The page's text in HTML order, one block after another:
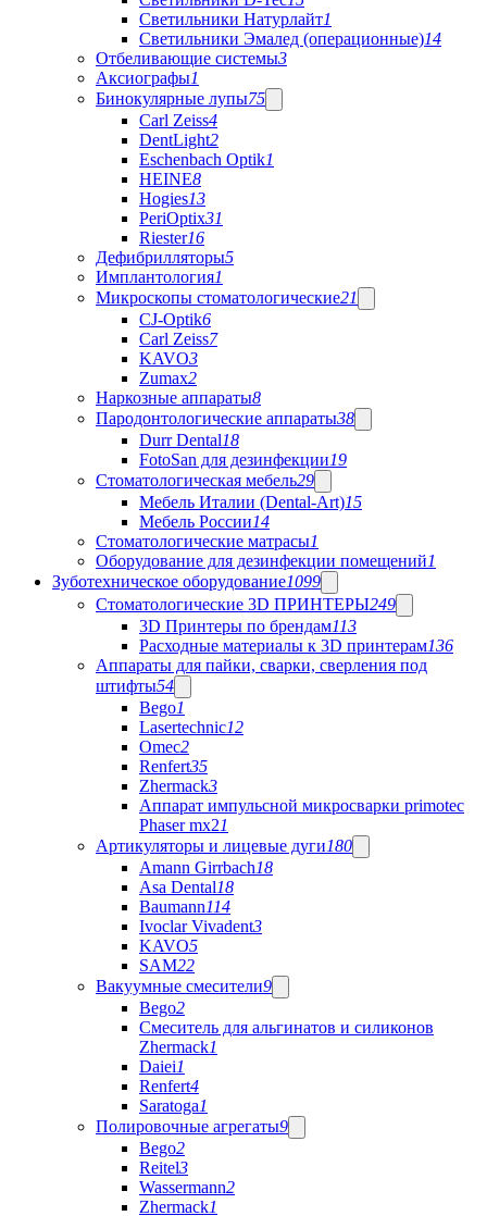
Светильники Натурлайт1
Светильники Эмалед (операционные)14
Отбеливающие системы3
Аксиографы1
Бинокулярные лупы75
Carl Zeiss4
DentLight2
Eschenbach Optik1
HEINE8
Hogies13
PeriOptix31
Riester16
Дефибрилляторы5
Имплантология1
Микроскопы стоматологические21
CJ-Optik6
Carl Zeiss7
KAVO3
Zumax2
Наркозные аппараты8
Пародонтологические аппараты38
Durr Dental18
FotoSan для дезинфекции19
Стоматологическая мебель29
Мебель Италии (Dental-Art)15
Мебель России14
Стоматологические матрасы1
Оборудование для дезинфекции помещений1
Зуботехническое оборудование1099
Стоматологические 3D ПРИНТЕРЫ249
3D Принтеры по брендам113
Расходные материалы к 3D принтерам136
Аппараты для пайки, сварки, сверления под
штифты54
Bego1
Lasertechnic12
Omec2
Renfert35
Zhermack3
Аппарат импульсной микросварки primotec
Phaser mx21
Артикуляторы и лицевые дуги180
Amann Girrbach18
Asa Dental18
Baumann114
Ivoclar Vivadent3
KAVO5
SAM22
Вакуумные смесители9
Bego2
Cмеситель для альгинатов и силиконов
Zhermack1
Daiei1
Renfert4
Saratoga1
Полировочные агрегаты9
Bego2
Reitel3
Wassermann2
Zhermack1